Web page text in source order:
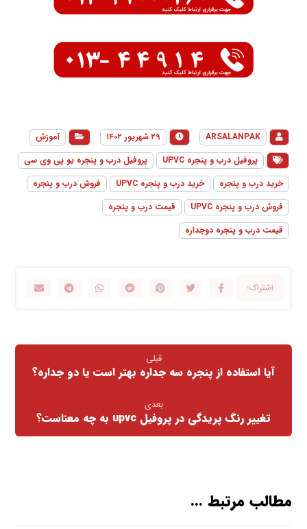
ARSALANPAK ۲۹ شهریور ۱۴۰۲
آموزش
پروفیل درب و پنجره UPVC
پروفیل درب و پنجره یو پی وی سی
خرید درب و پنجره
خرید درب و پنجره UPVC
فروش درب و پنجره
فروش درب و پنجره UPVC
قیمت درب و پنجره
قیمت درب و پنجره دوجداره
قبلی
آیا استفاده از پنجره سه جداره بهتر است یا دو جداره؟
بعدی
تغییر رنگ پریدگی در پروفیل upvc به چه معناست؟
مطالب مرتبط ...